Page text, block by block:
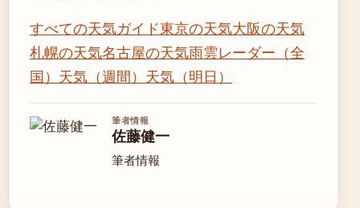
すべての天気ガイド東京の天気大阪の天気
札幌の天気名古屋の天気雨雲レーダー（全
国） 天気（週間） 天気（明日）
筆者情報
佐藤健一
筆者情報